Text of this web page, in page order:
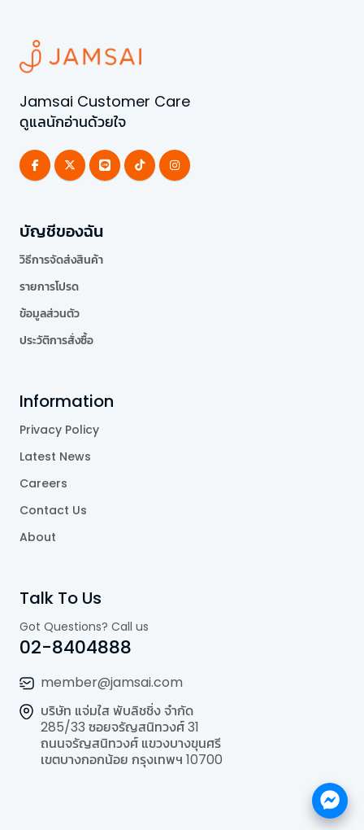
Jamsai Customer Care
ดูแลนักอ่านด้วยใจ
บัญชีของฉัน
วิธีการจัดส่งสินค้า
รายการโปรด
ข้อมูลส่วนตัว
ประวัติการสั่งซื้อ
Information
Privacy Policy
Latest News
Careers
Contact Us
About
Talk To Us
Got Questions? Call us
02-8404888
member@jamsai.com
บริษัท แจ่มใส พับลิชชิ่ง จำกัด
285/33 ซอยจรัญสนิทวงศ์ 31
ถนนจรัญสนิทวงศ์ แขวงบางขุนศรี
เขตบางกอกน้อย กรุงเทพฯ 10700